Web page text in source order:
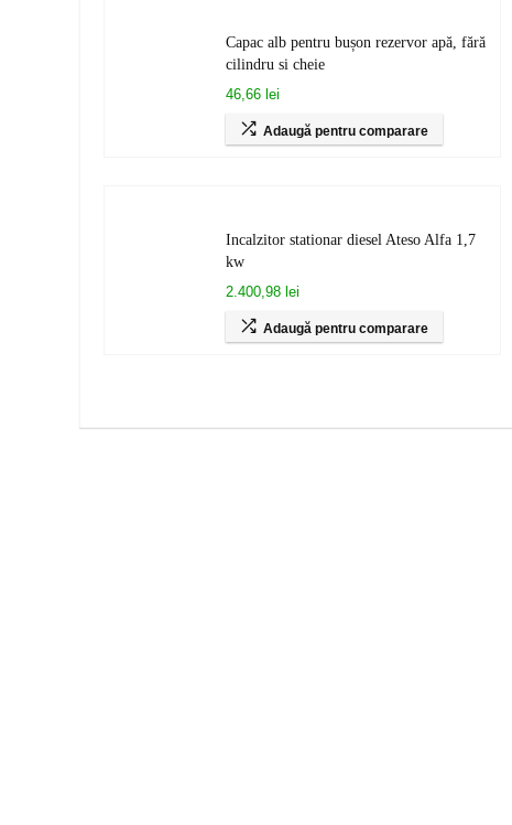
Capac alb pentru bușon rezervor apă, fără
cilindru si cheie
46,66 lei
Adaugă pentru comparare
Incalzitor stationar diesel Ateso Alfa 1,7
kw
2.400,98 lei
Adaugă pentru comparare